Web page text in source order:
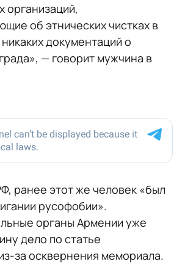
об этнических чистках в
документаций о
— говорит мужчина в
ранее этот же человек «был
русофобии».
органы Армении уже
дело по статье
за осквернения мемориала.